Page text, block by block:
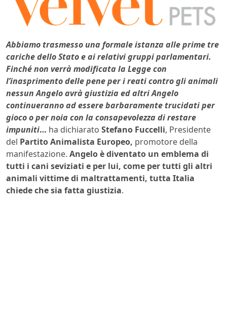
Abbiamo trasmesso una formale istanza alle prime tre
cariche dello Stato e ai relativi gruppi parlamentari.
Finché non verrà modificata la Legge con
l’inasprimento delle pene per i reati contro gli animali
nessun Angelo avrà giustizia ed altri Angelo
continueranno ad essere barbaramente trucidati per
gioco o per noia con la consapevolezza di restare
impuniti… ha dichiarato Stefano Fuccelli, Presidente
del Partito Animalista Europeo, promotore della
manifestazione. Angelo è diventato un emblema di
tutti i cani seviziati e per lui, come per tutti gli altri
animali vittime di maltrattamenti, tutta Italia
chiede che sia fatta giustizia.